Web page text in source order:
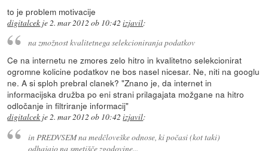
to je problem motivacije
digitalcek je2. mar 2012 ob 10:42 izjavil:
na zmožnost kvalitetnega selekcioniranja podatkov
Ce na internetu ne zmores zelo hitro in kvalitetno selekcionirat
ogromne kolicine podatkov ne bos nasel nicesar. Ne, niti na googlu
ne. A si sploh prebral clanek? "Znano je, da internet in
informacijska družba po eni strani prilagajata možgane na hitro
odločanje in filtriranje informacij"
digitalcek je2. mar 2012 ob 10:42 izjavil:
in PREDVSEM na medčloveške odnose, ki počasi (kot taki)
odhajajo na smetišče zgodovine...